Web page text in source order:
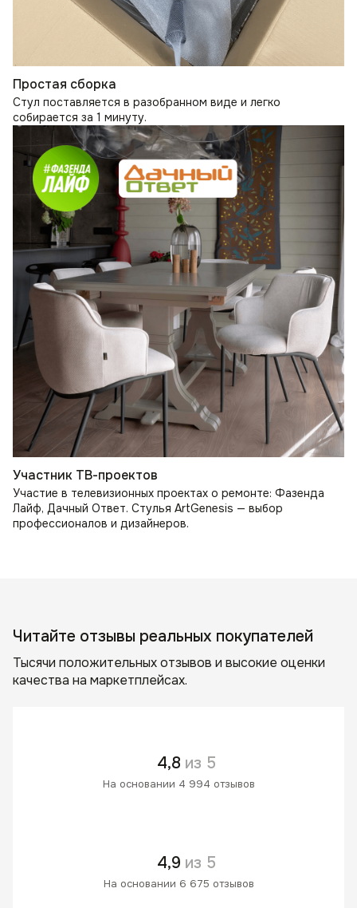
Простая сборка
Стул поставляется в разобранном виде и легко
собирается за 1 минуту.
Участник ТВ-проектов
Участие в телевизионных проектах о ремонте: Фазенда
Лайф, Дачный Ответ. Стулья ArtGenesis — выбор
профессионалов и дизайнеров.
Читайте отзывы реальных покупателей
Тысячи положительных отзывов и высокие оценки
качества на маркетплейсах.
4,8 из 5
На основании 4 994 отзывов
4,9 из 5
На основании 6 675 отзывов